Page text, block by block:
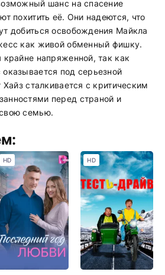
шанс на спасение
похитить её. Они надеются, что
добиться освобождения Майкла
как живой обменный фишку.
крайне напряженной, так как
под серьезной
Хайз сталкивается с критическим
перед страной и
семью.
HD HD